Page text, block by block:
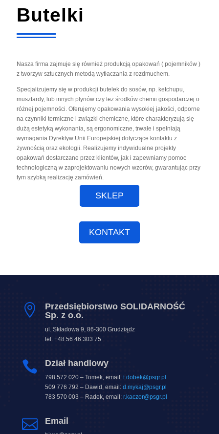
Butelki
Nasza firma zajmuje się również produkcją opakowań ( pojemników )
z tworzyw sztucznych metodą wytłaczania z rozdmuchem.
Specjalizujemy się w produkcji butelek do sosów, np. ketchupu,
musztardy, lub innych płynów czy też środków chemii gospodarczej o
różnej pojemności. Oferujemy opakowania wysokiej jakości, odporne
na czynniki termiczne i związki chemiczne, które charakteryzują się
dużą estetyką wykonania, są ergonomiczne, trwałe i spełniają
wymagania Dyrektyw Unii Europejskiej dotyczące kontaktu z
żywnością oraz ekologii. Realizujemy indywidualne projekty
opakowań dostarczane przez klientów, jak i zapewniamy pomoc
technologiczną w zaprojektowaniu nowych wzorów, gwarantując przy
tym szybką realizację zamówień.
SKLEP
KONTAKT

Przedsiębiorstwo SOLIDARNOŚĆ
Sp. z o.o.
ul. Składowa 9, 86-300 Grudziądz
tel. +48 56 46 303 75
 Dział handlowy
798 572 020 – Tomek, email: t.dobek@psgr.pl
509 776 792 – Dawid, email: d.mykaj@psgr.pl
783 570 003 – Radek, email: r.kaczor@psgr.pl
 Email